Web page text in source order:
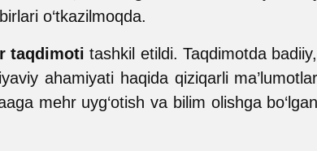
o‘tkazilmoqda.
taqdimoti tashkil etildi. Taqdimotda
ahamiyati haqida qiziqarli
mehr uyg‘otish va bilim olishga